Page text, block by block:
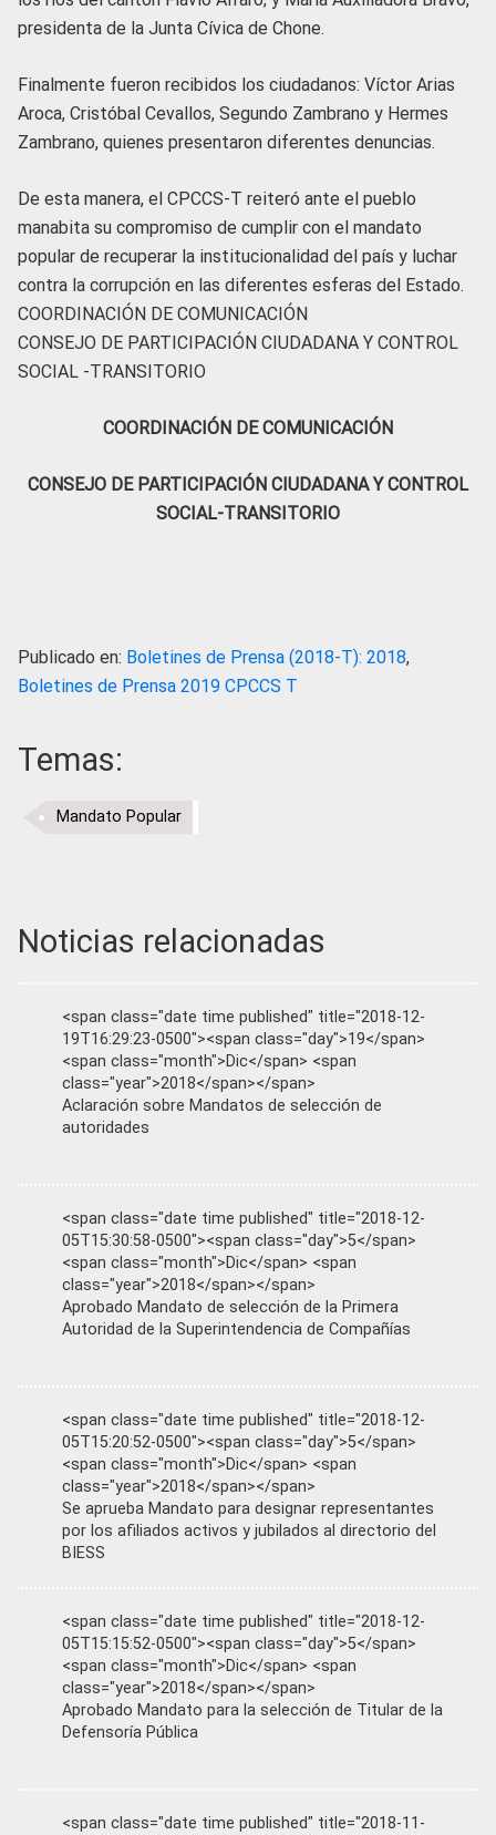
presidenta de la Junta Cívica de Chone.
Finalmente fueron recibidos los ciudadanos: Víctor Arias
Aroca, Cristóbal Cevallos, Segundo Zambrano y Hermes
Zambrano, quienes presentaron diferentes denuncias.
De esta manera, el CPCCS-T reiteró ante el pueblo
manabita su compromiso de cumplir con el mandato
popular de recuperar la institucionalidad del país y luchar
contra la corrupción en las diferentes esferas del Estado.
COORDINACIÓN DE COMUNICACIÓN
CONSEJO DE PARTICIPACIÓN CIUDADANA Y CONTROL
SOCIAL -TRANSITORIO
COORDINACIÓN DE COMUNICACIÓN
CONSEJO DE PARTICIPACIÓN CIUDADANA Y CONTROL
SOCIAL-TRANSITORIO
Publicado en: Boletines de Prensa (2018-T): 2018,
Boletines de Prensa 2019 CPCCS T
Temas:
Mandato Popular
Noticias relacionadas
<span class="date time published" title="2018-12-
19T16:29:23-0500"><span class="day">19</span>
<span class="month">Dic</span> <span
class="year">2018</span></span>
Aclaración sobre Mandatos de selección de
autoridades
<span class="date time published" title="2018-12-
05T15:30:58-0500"><span class="day">5</span>
<span class="month">Dic</span> <span
class="year">2018</span></span>
Aprobado Mandato de selección de la Primera
Autoridad de la Superintendencia de Compañías
<span class="date time published" title="2018-12-
05T15:20:52-0500"><span class="day">5</span>
<span class="month">Dic</span> <span
class="year">2018</span></span>
Se aprueba Mandato para designar representantes
por los afiliados activos y jubilados al directorio del
BIESS
<span class="date time published" title="2018-12-
05T15:15:52-0500"><span class="day">5</span>
<span class="month">Dic</span> <span
class="year">2018</span></span>
Aprobado Mandato para la selección de Titular de la
Defensoría Pública
<span class="date time published" title="2018-11-